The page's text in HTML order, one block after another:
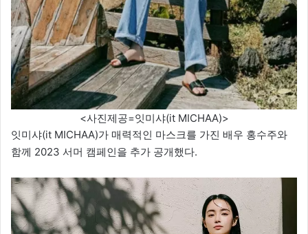
<사진제공=잇미샤(it MICHAA)>
잇미샤(it MICHAA)가 매력적인 마스크를 가진 배우 홍수주와
함께 2023 서머 캠페인을 추가 공개했다.